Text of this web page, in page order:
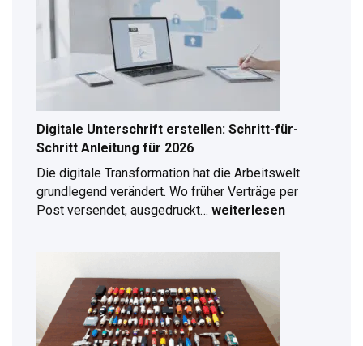
Digitale Unterschrift erstellen: Schritt-für-
Schritt Anleitung für 2026
Die digitale Transformation hat die Arbeitswelt
grundlegend verändert. Wo früher Verträge per
Post versendet, ausgedruckt…
Schritt
Anleitung
für
weiterlesen